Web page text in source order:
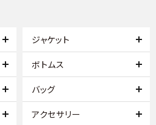
ジャケット
ボトムス
バッグ
アクセサリー